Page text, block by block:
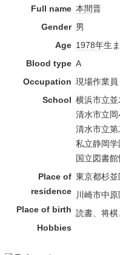
Full name 本間晋
Gender 男
Age 1978年生
Blood type A
Occupation 現場作業員
School 横浜市立
清水市立岡
清水市立
私立静岡学
国立図書
Place of
residence
東京都杉並
Place of birth
川崎市中原
Hobbies
読書、将